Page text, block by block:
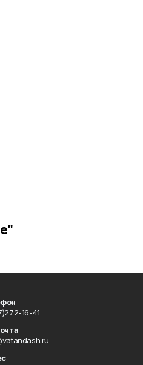
16-41